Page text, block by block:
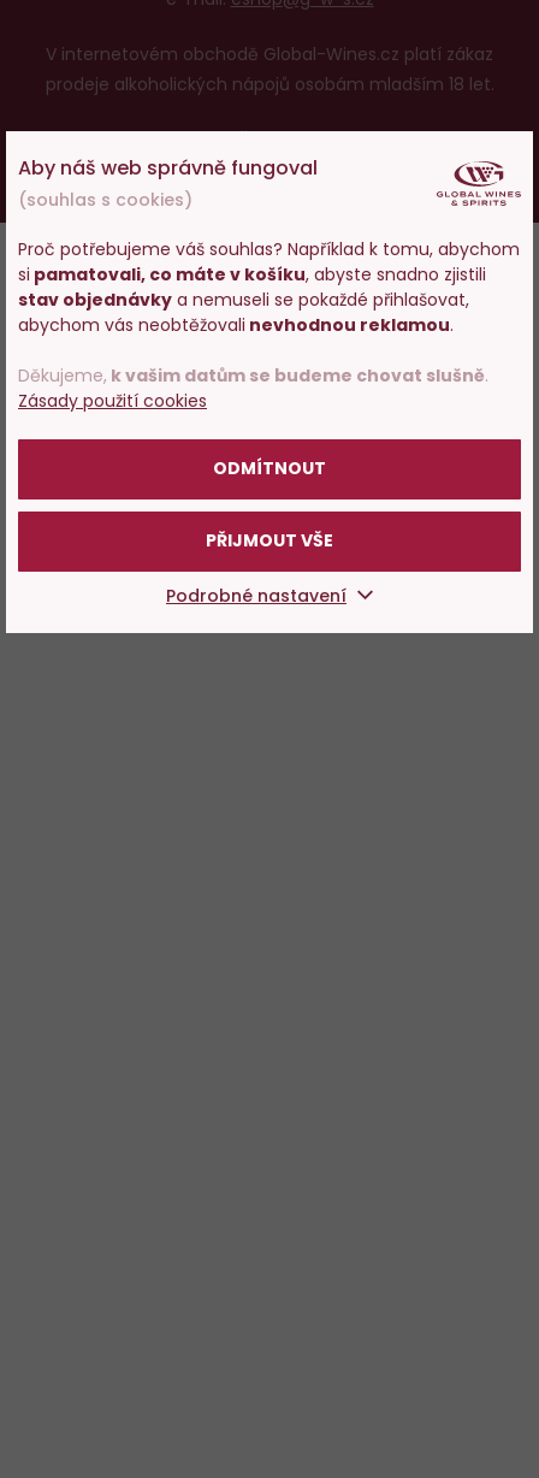
Aby náš web správně fungoval
(souhlas s cookies)
Proč potřebujeme váš souhlas? Například k tomu, abychom
si pamatovali, co máte v košíku, abyste snadno zjistili
stav objednávky a nemuseli se pokaždé přihlašovat,
abychom vás neobtěžovali nevhodnou reklamou.
Děkujeme, k vašim datům se budeme chovat slušně.
Zásady použití cookies
ODMÍTNOUT
PŘIJMOUT VŠE
Podrobné nastavení
V internetovém obchodě Global-Wines.cz platí zákaz
prodeje alkoholických nápojů osobám mladším 18 let.
HoReCa Česky Slovensky
UX designa
Vstupujete na stránky
s prodejem alkoholu. Prosím